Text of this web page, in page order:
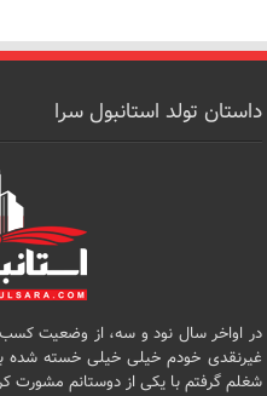
داستان تولد استانبول سرا
در اواخر سال نود و سه، از وضعیت
غیرنقدی خودم خیلی خیلی خسته شده
شغلم گرفتم با یکی از دوستانم مشورت